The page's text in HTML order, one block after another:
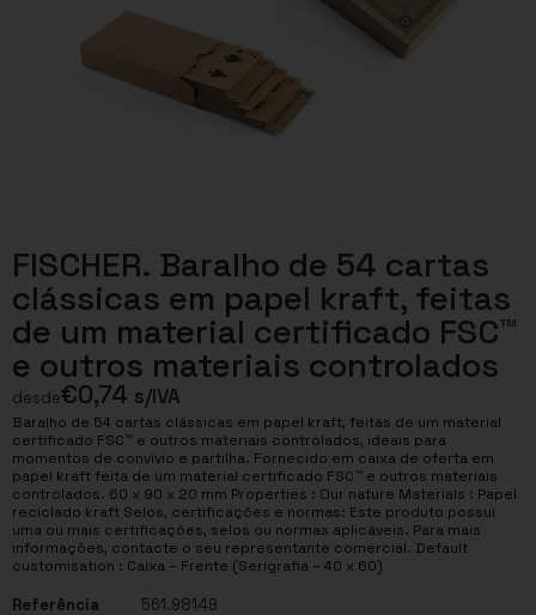
FISCHER. Baralho de 54 cartas
clássicas em papel kraft, feitas
de um material certificado FSC™
e outros materiais controlados
desde€0,74 s/IVA
Baralho de 54 cartas clássicas em papel kraft, feitas de um material
certificado FSC™ e outros materiais controlados, ideais para
momentos de convívio e partilha. Fornecido em caixa de oferta em
papel kraft feita de um material certificado FSC™ e outros materiais
controlados. 60 x 90 x 20 mm Properties : Our nature Materials : Papel
reciclado kraft Selos, certificações e normas: Este produto possui
uma ou mais certificações, selos ou normas aplicáveis. Para mais
informações, contacte o seu representante comercial. Default
customisation : Caixa – Frente (Serigrafia – 40 x 60)
Referência
561.98149